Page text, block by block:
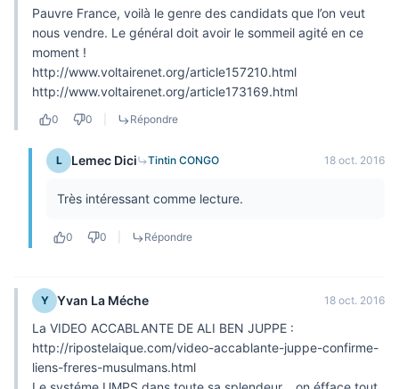
Pauvre France, voilà le genre des candidats que l’on veut
nous vendre. Le général doit avoir le sommeil agité en ce
moment !
http://www.voltairenet.org/article157210.html
http://www.voltairenet.org/article173169.html
0 0 Répondre
L Lemec Dici Tintin CONGO 18 oct. 2016
Très intéressant comme lecture.
0 0 Répondre
Y Yvan La Méche 18 oct. 2016
La VIDEO ACCABLANTE DE ALI BEN JUPPE :
http://ripostelaique.com/video-accablante-juppe-confirme-
liens-freres-musulmans.html